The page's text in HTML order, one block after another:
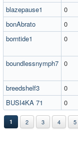
blazepause1
0
bonAbrato
0
borntide1
0
boundlessnymph7 0
breedshelf3
0
BUSI4KA 71
0
1 2 3 4 5